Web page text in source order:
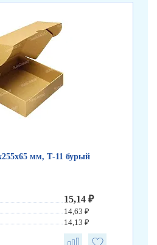
мм, Т-11 бурый
15,14 ₽
14,63 ₽
14,13 ₽